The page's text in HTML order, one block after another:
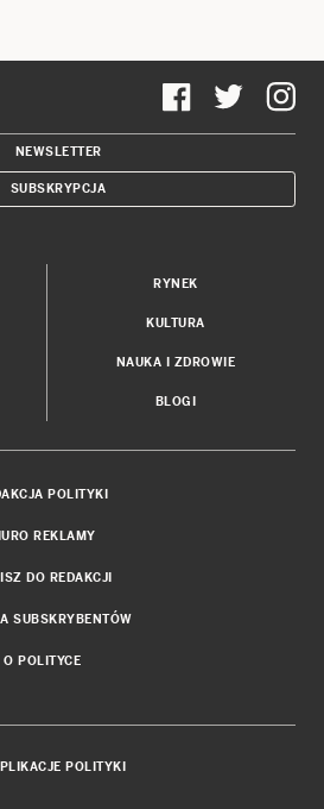
NEWSLETTER
SUBSKRYPCJA
RYNEK
KULTURA
NAUKA I ZDROWIE
BLOGI
POLITYKI
REKLAMY
DO REDAKCJI
SUBSKRYBENTÓW
O POLITYCE
POLITYKI